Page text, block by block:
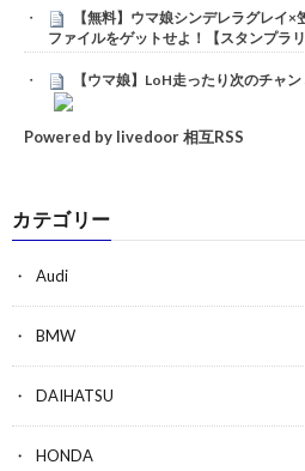
【無料】ウマ娘シンデレラグレイ
ファイルをゲットせよ！【スタンプラリ
【ウマ娘】LoH走ったり次のチャ
Powered by livedoor 相互RSS
カテゴリー
Audi
BMW
DAIHATSU
HONDA